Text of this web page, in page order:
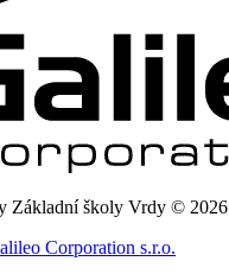
Základní školy Vrdy © 2026
Corporation s.r.o.